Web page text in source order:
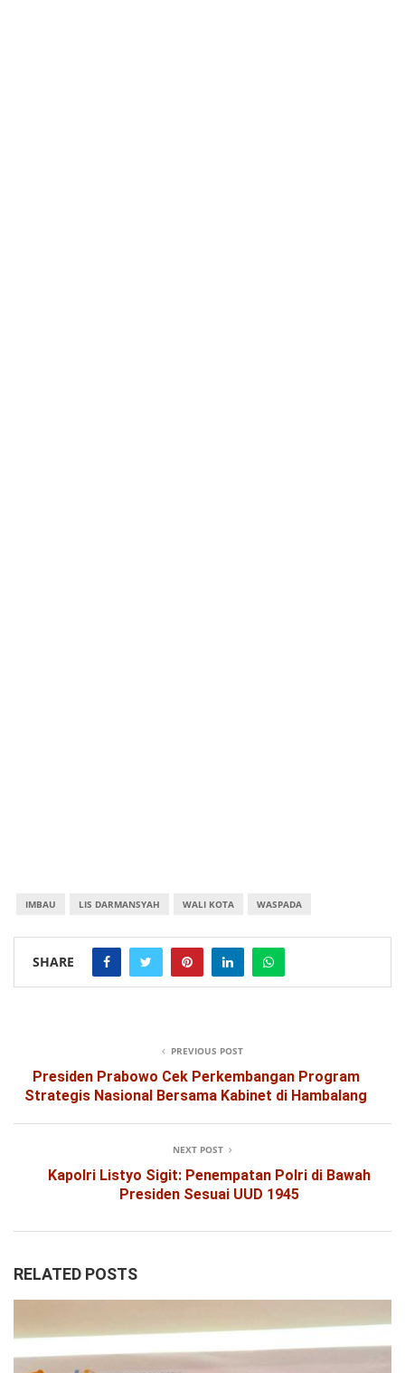
IMBAU LIS DARMANSYAH WALI KOTA WASPADA
SHARE
PREVIOUS POST
Presiden Prabowo Cek Perkembangan Program
Strategis Nasional Bersama Kabinet di Hambalang
NEXT POST
Kapolri Listyo Sigit: Penempatan Polri di Bawah
Presiden Sesuai UUD 1945
RELATED POSTS